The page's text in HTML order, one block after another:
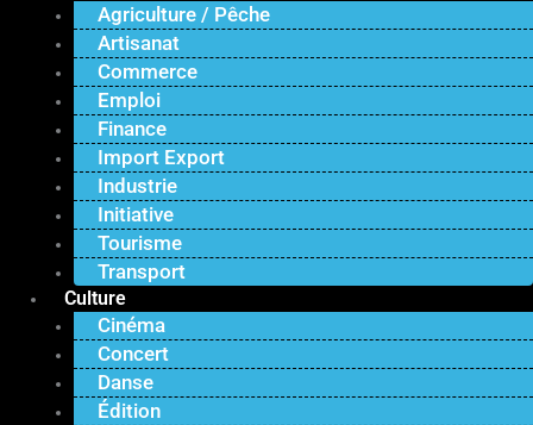
Agriculture / Pêche
Artisanat
Commerce
Emploi
Finance
Import Export
Industrie
Initiative
Tourisme
Transport
Culture
Cinéma
Concert
Danse
Édition